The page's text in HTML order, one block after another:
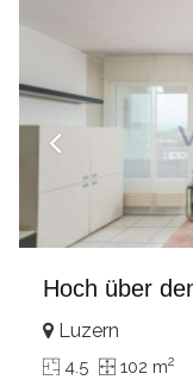
Hoch über
Luzern
4.5 102 m2